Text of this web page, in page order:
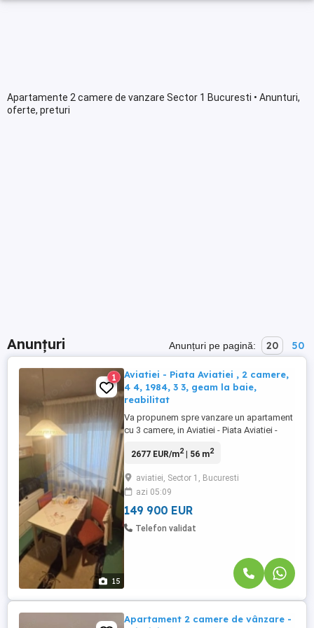
Apartamente 2 camere de vanzare Sector 1 Bucuresti • Anunturi,
oferte, preturi
Anunțuri Anunțuri pe pagină: 20 50
15
1
Aviatiei - Piata Aviatiei , 2 camere,
4 4, 1984, 3 3, geam la baie,
reabilitat
Va propunem spre vanzare un apartament
cu 3 camere, in Aviatiei - Piata Aviatiei -
Apartamentul are o suprafata totala de 56
un balcon la dormitor. Apartamentul are
tamplarie pvc cu geam termopan, iar
finisajele sunt mai vechi. Nu ...
2677 EUR/m2| 56 m2
aviatiei, Sector 1, Bucuresti
azi 05:09
149 900 EUR
Telefon validat
Apartament 2 camere de vânzare -